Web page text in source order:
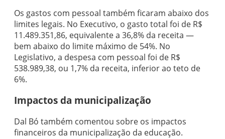
Os gastos com pessoal também ficaram abaixo dos
limites legais. No Executivo, o gasto total foi de R$
11.489.351,86, equivalente a 36,8% da receita —
bem abaixo do limite máximo de 54%. No
Legislativo, a despesa com pessoal foi de R$
538.989,38, ou 1,7% da receita, inferior ao teto de
6%.
Impactos da municipalização
Dal Bó também comentou sobre os impactos
financeiros da municipalização da educação.